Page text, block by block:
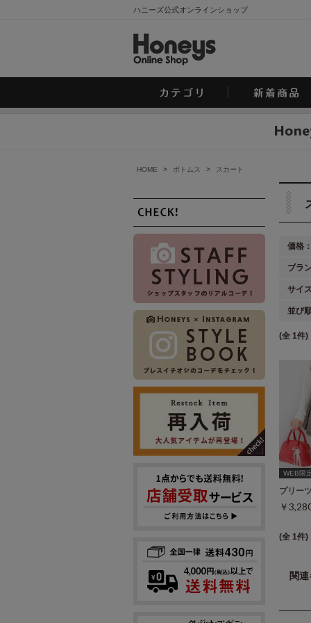
ハニーズ公式オンラインショップ
HOME > ボトムス > スカート
価格
ブラ
サイ
並び
(全 1件)
WEB限
プリー
￥
(全 1件)
関